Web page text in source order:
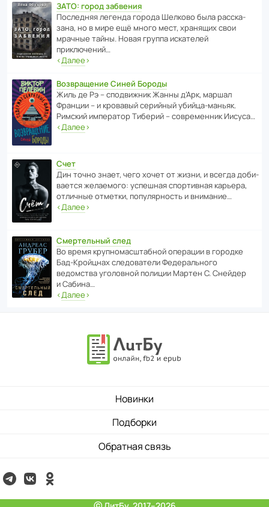
ЗАТО: город забвения
После­дняя легенда города Шелково была расска­
зана, но в мире ещё много мест, хранящих свои
мрачные тайны. Новая группа иска­телей
приключений…
‹Далее›
Возвращение Синей Бороды
Жиль де Рэ – спод­ви­жник Жанны д’Арк, маршал
Франции – и кровавый серийный убийца-маньяк.
Римский импе­ратор Тиберий – совре­менник Иисуса…
‹Далее›
Счет
Дин точно знает, чего хочет от жизни, и всегда доби­
ва­ется жела­е­мого: успе­шная спор­ти­вная карьера,
отли­чные отметки, попу­ля­р­ность и внимание…
‹Далее›
Смертельный след
Во время круп­но­мас­ш­та­бной операции в городке
Бад‑Крой­цнах следо­ва­тели Феде­раль­ного
ведомства уголо­вной полиции Мартен С. Снейдер
и Сабина…
‹Далее›
Новинки
Подборки
Обратная связь